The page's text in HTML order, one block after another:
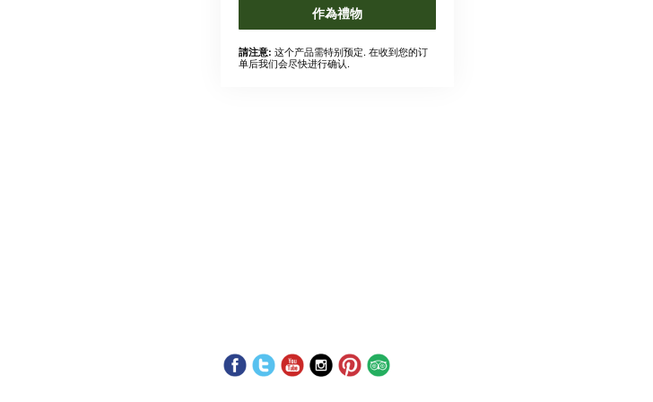
作為禮物
請注意: 这个产品需特别预定. 在收到您的订
单后我们会尽快进行确认.